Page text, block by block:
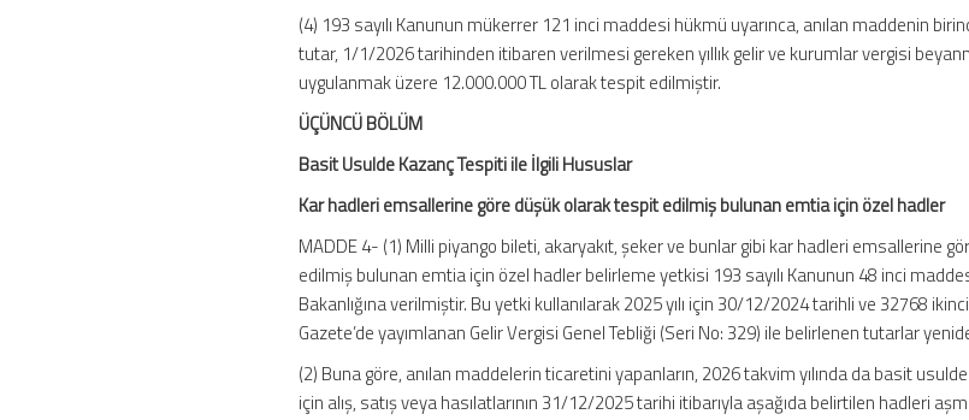
(4) 193 sayılı Kanunun mükerrer 121 inci maddesi hükmü uyarınca, anılan maddenin
tutar, 1/1/2026 tarihinden itibaren verilmesi gereken yıllık gelir ve kurumlar vergisi
uygulanmak üzere 12.000.000 TL olarak tespit edilmiştir.
ÜÇÜNCÜ BÖLÜM
Basit Usulde Kazanç Tespiti ile İlgili Hususlar
Kar hadleri emsallerine göre düşük olarak tespit edilmiş bulunan emtia için özel hadler
MADDE 4- (1) Milli piyango bileti, akaryakıt, şeker ve bunlar gibi kar hadleri emsallerine
edilmiş bulunan emtia için özel hadler belirleme yetkisi 193 sayılı Kanunun 48 inci
Bakanlığına verilmiştir. Bu yetki kullanılarak 2025 yılı için 30/12/2024 tarihli ve 32768
Gazete’de yayımlanan Gelir Vergisi Genel Tebliği (Seri No: 329) ile belirlenen tutarlar
(2) Buna göre, anılan maddelerin ticaretini yapanların, 2026 takvim yılında da basit
için alış, satış veya hasılatlarının 31/12/2025 tarihi itibarıyla aşağıda belirtilen hadleri